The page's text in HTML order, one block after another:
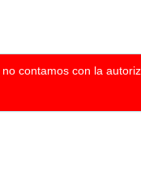
contamos con la